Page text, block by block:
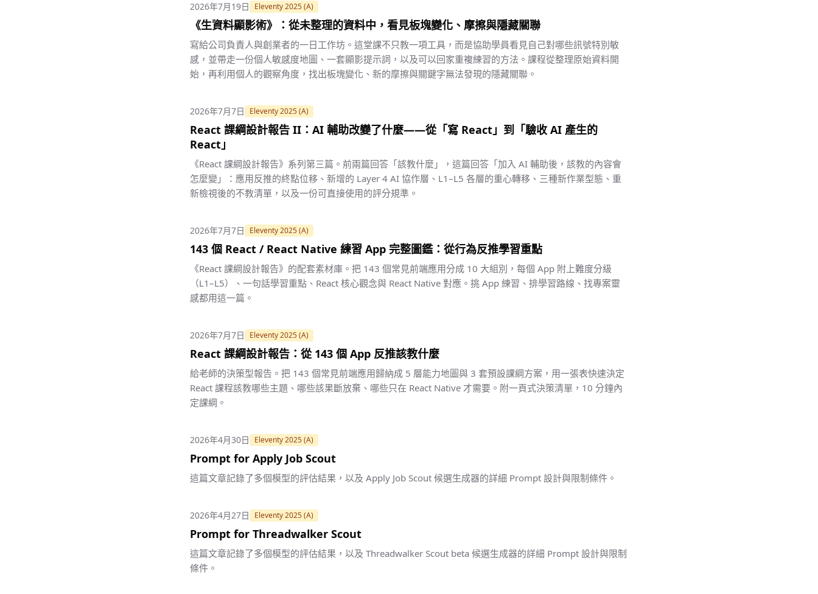
2026年7月19日 Eleventy 2025 (A)
《生資料顯影術》：從未整理的資料中，看見板塊變化、摩擦與隱藏關聯
寫給公司負責人與創業者的一日工作坊。這堂課不只教一項工具，而是協助學員看見自己對哪些訊號特別敏
感，並帶走一份個人敏感度地圖、一套顯影提示詞，以及可以回家重複練習的方法。課程從整理原始資料開
始，再利用個人的觀察角度，找出板塊變化、新的摩擦與關鍵字無法發現的隱藏關聯。
2026年7月7日 Eleventy 2025 (A)
React 課綱設計報告 II：AI 輔助改變了什麼——從「寫 React」到「驗收 AI 產生的
React」
《React 課綱設計報告》系列第三篇。前兩篇回答「該教什麼」，這篇回答「加入 AI 輔助後，該教的內容會
怎麼變」：應用反推的終點位移、新增的 Layer 4 AI 協作層、L1–L5 各層的重心轉移、三種新作業型態、重
新檢視後的不教清單，以及一份可直接使用的評分規準。
2026年7月7日 Eleventy 2025 (A)
143 個 React / React Native 練習 App 完整圖鑑：從行為反推學習重點
《React 課綱設計報告》的配套素材庫。把 143 個常見前端應用分成 10 大組別，每個 App 附上難度分級
（L1–L5）、一句話學習重點、React 核心觀念與 React Native 對應。挑 App 練習、排學習路線、找專案靈
感都用這一篇。
2026年7月7日 Eleventy 2025 (A)
React 課綱設計報告：從 143 個 App 反推該教什麼
給老師的決策型報告。把 143 個常見前端應用歸納成 5 層能力地圖與 3 套預設課綱方案，用一張表快速決定
React 課程該教哪些主題、哪些該果斷放棄、哪些只在 React Native 才需要。附一頁式決策清單，10 分鐘內
定課綱。
2026年4月30日 Eleventy 2025 (A)
Prompt for Apply Job Scout
這篇文章記錄了多個模型的評估結果，以及 Apply Job Scout 候選生成器的詳細 Prompt 設計與限制條件。
2026年4月27日 Eleventy 2025 (A)
Prompt for Threadwalker Scout
這篇文章記錄了多個模型的評估結果，以及 Threadwalker Scout beta 候選生成器的詳細 Prompt 設計與限制
條件。